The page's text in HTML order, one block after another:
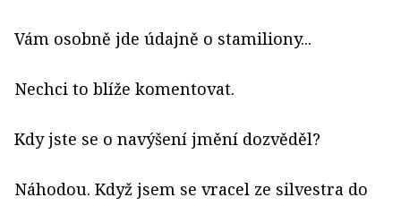
Vám osobně jde údajně o stamiliony...
Nechci to blíže komentovat.
Kdy jste se o navýšení jmění dozvěděl?
Náhodou. Když jsem se vracel ze silvestra do